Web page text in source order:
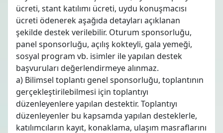
ücreti, stant katılımı ücreti, uydu konuşmacısı
ücreti ödenerek aşağıda detayları açıklanan
şekilde destek verilebilir. Oturum sponsorluğu,
panel sponsorluğu, açılış kokteyli, gala yemeği,
sosyal program vb. isimler ile yapılan destek
başvuruları değerlendirmeye alınmaz.
a) Bilimsel toplantı genel sponsorluğu, toplantının
gerçekleştirilebilmesi için toplantıyı
düzenleyenlere yapılan destektir. Toplantıyı
düzenleyenler bu kapsamda yapılan desteklerle,
katılımcıların kayıt, konaklama, ulaşım masraflarını